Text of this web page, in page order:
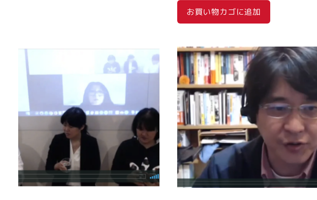
お買い物カゴに追加